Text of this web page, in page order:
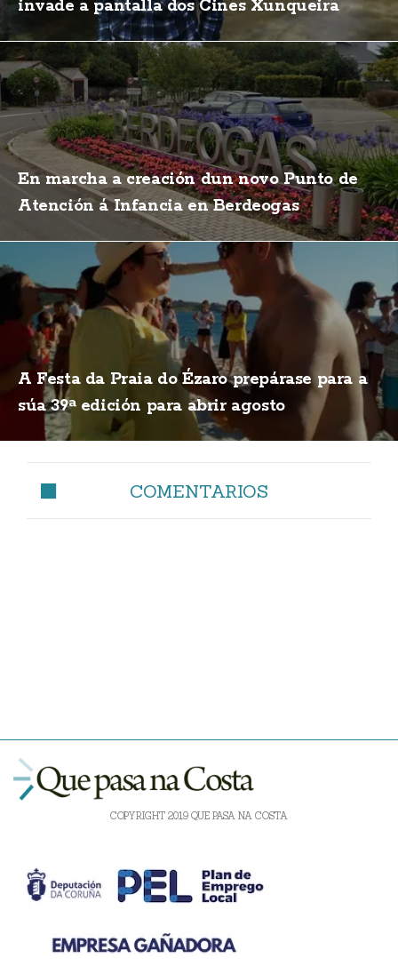
invade a pantalla dos Cines Xunqueira
En marcha a creación dun novo Punto de
Atención á Infancia en Berdeogas
A Festa da Praia do Ézaro prepárase para a
súa 39ª edición para abrir agosto
COMENTARIOS
COPYRIGHT 2019 QUE PASA NA COSTA